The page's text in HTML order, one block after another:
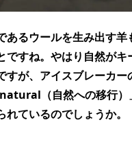
るウールを生み出す羊
ですね。やはり自然がキ
すが、アイスブレーカ
（自然への移行）
れているのでしょうか。